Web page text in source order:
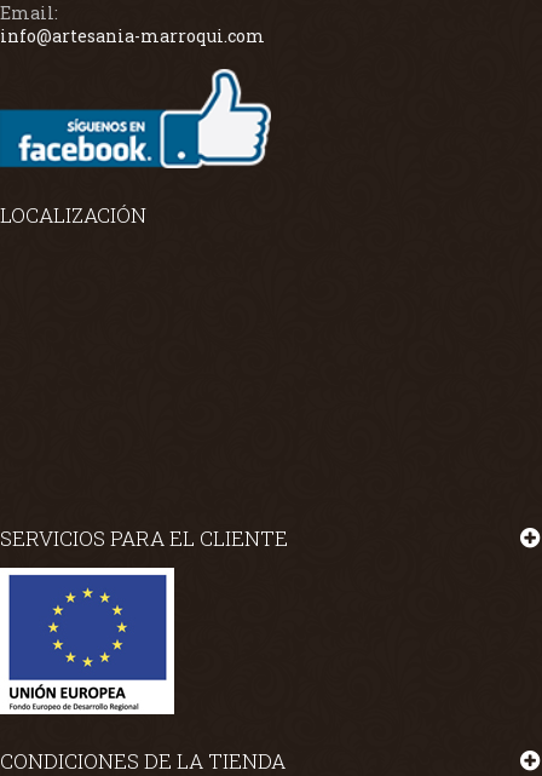
Email:
info@artesania-marroqui.com
LOCALIZACIÓN
SERVICIOS PARA EL CLIENTE
CONDICIONES DE LA TIENDA